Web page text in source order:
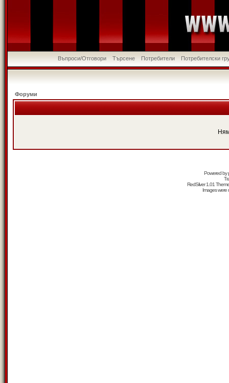
Въпроси/Отговори Търсене Потребители Потребителски
Форуми
Powered by
RedSilver 1.01
Images were